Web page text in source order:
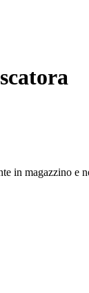
in magazzino e